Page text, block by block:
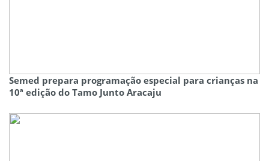
Semed prepara programação especial para crianças na
10ª edição do Tamo Junto Aracaju